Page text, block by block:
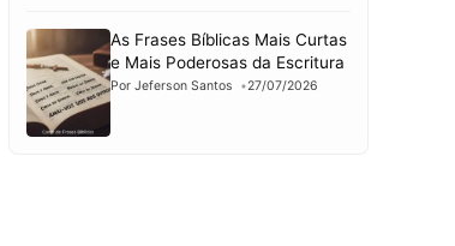
As Frases Bíblicas Mais Curtas
e Mais Poderosas da Escritura
Por Jeferson Santos 27/07/2026